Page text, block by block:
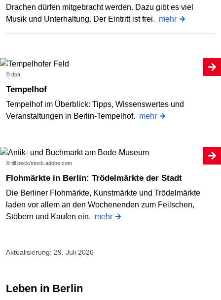
Drachen dürfen mitgebracht werden. Dazu gibt es viel
Musik und Unterhaltung. Der Eintritt ist frei. mehr
© dpa
Tempelhof
Tempelhof im Überblick: Tipps, Wissenswertes und
Veranstaltungen in Berlin-Tempelhof. mehr
© till beck/stock.adobe.com
Flohmärkte in Berlin: Trödelmärkte der Stadt
Die Berliner Flohmärkte, Kunstmärkte und Trödelmärkte
laden vor allem an den Wochenenden zum Feilschen,
Stöbern und Kaufen ein. mehr
Aktualisierung: 29. Juli 2026
Leben in Berlin